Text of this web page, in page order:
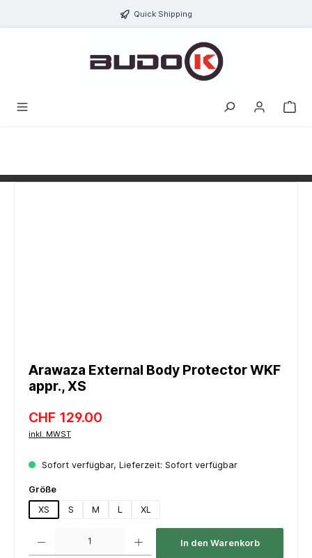
Quick Shipping
Arawaza External Body Protector WKF
appr., XS
CHF 129.00
inkl. MWST
Sofort verfügbar, Lieferzeit: Sofort verfügbar
Größeauswählen
XS
S M L XL
In den Warenkorb